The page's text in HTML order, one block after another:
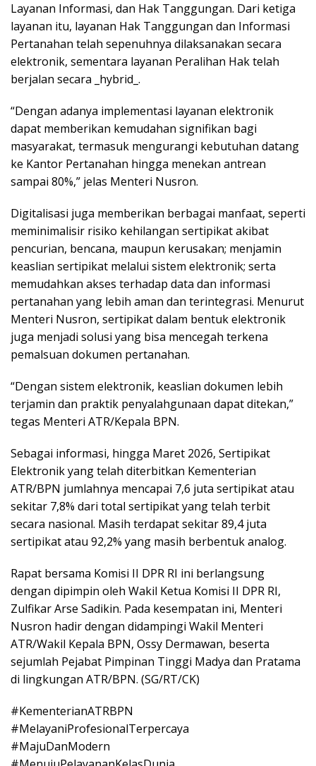
Layanan Informasi, dan Hak Tanggungan. Dari ketiga
layanan itu, layanan Hak Tanggungan dan Informasi
Pertanahan telah sepenuhnya dilaksanakan secara
elektronik, sementara layanan Peralihan Hak telah
berjalan secara _hybrid_.
“Dengan adanya implementasi layanan elektronik
dapat memberikan kemudahan signifikan bagi
masyarakat, termasuk mengurangi kebutuhan datang
ke Kantor Pertanahan hingga menekan antrean
sampai 80%,” jelas Menteri Nusron.
Digitalisasi juga memberikan berbagai manfaat, seperti
meminimalisir risiko kehilangan sertipikat akibat
pencurian, bencana, maupun kerusakan; menjamin
keaslian sertipikat melalui sistem elektronik; serta
memudahkan akses terhadap data dan informasi
pertanahan yang lebih aman dan terintegrasi. Menurut
Menteri Nusron, sertipikat dalam bentuk elektronik
juga menjadi solusi yang bisa mencegah terkena
pemalsuan dokumen pertanahan.
“Dengan sistem elektronik, keaslian dokumen lebih
terjamin dan praktik penyalahgunaan dapat ditekan,”
tegas Menteri ATR/Kepala BPN.
Sebagai informasi, hingga Maret 2026, Sertipikat
Elektronik yang telah diterbitkan Kementerian
ATR/BPN jumlahnya mencapai 7,6 juta sertipikat atau
sekitar 7,8% dari total sertipikat yang telah terbit
secara nasional. Masih terdapat sekitar 89,4 juta
sertipikat atau 92,2% yang masih berbentuk analog.
Rapat bersama Komisi II DPR RI ini berlangsung
dengan dipimpin oleh Wakil Ketua Komisi II DPR RI,
Zulfikar Arse Sadikin. Pada kesempatan ini, Menteri
Nusron hadir dengan didampingi Wakil Menteri
ATR/Wakil Kepala BPN, Ossy Dermawan, beserta
sejumlah Pejabat Pimpinan Tinggi Madya dan Pratama
di lingkungan ATR/BPN. (SG/RT/CK)
#KementerianATRBPN
#MelayaniProfesionalTerpercaya
#MajuDanModern